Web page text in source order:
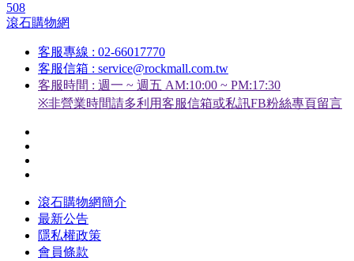
508
滾石購物網
客服專線 : 02-66017770
客服信箱 : service@rockmall.com.tw
客服時間 : 週一 ~ 週五 AM:10:00 ~ PM:17:30
※非營業時間請多利用客服信箱或私訊FB粉絲專頁留言
滾石購物網簡介
最新公告
隱私權政策
會員條款